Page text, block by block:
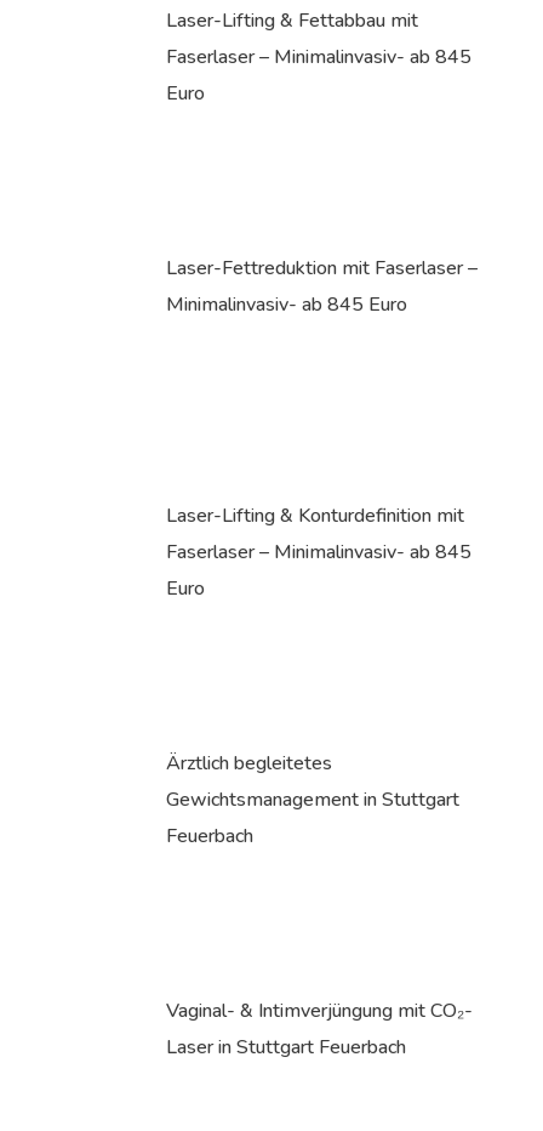
Laser-Lifting & Fettabbau mit
Faserlaser – Minimalinvasiv- ab 845
Euro
Laser-Fettreduktion mit Faserlaser –
Minimalinvasiv- ab 845 Euro
Laser-Lifting & Konturdefinition mit
Faserlaser – Minimalinvasiv- ab 845
Euro
Ärztlich begleitetes
Gewichtsmanagement in Stuttgart
Feuerbach
Vaginal- & Intimverjüngung mit CO₂-
Laser in Stuttgart Feuerbach